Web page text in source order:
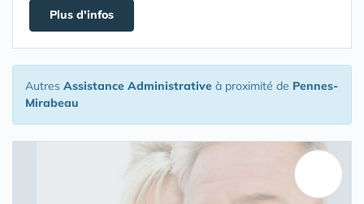
Plus d'infos
Autres Assistance Administrative à proximité de Pennes-
Mirabeau